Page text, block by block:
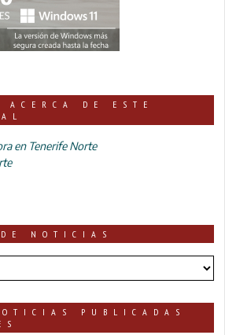
ACERCA DE ESTE
en Tenerife Norte
NOTICIAS
PUBLICADAS